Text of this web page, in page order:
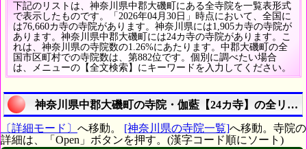
下記のリストは、神奈川県中郡大磯町にある全寺院を一覧表形式
で表示したものです。「2026年04月30日」時点において、全国に
は76,660カ寺の寺院があります。神奈川県には1,905カ寺の寺院が
あります。神奈川県中郡大磯町には24カ寺の寺院があります。こ
れは、神奈川県の寺院数の1.26%にあたります。中郡大磯町の全
国市区町村での寺院数は、第882位です。個別に調べたい場合
は、メニューの【全文検索】にキーワードを入力してください。
神奈川県中郡大磯町の寺院・伽藍【24カ寺】の全リス
〔詳細モード〕 へ移動。 [神奈川県の寺院一覧]へ移動。寺院の
詳細は、「Open」ボタンを押す。(漢字コード順にソート)